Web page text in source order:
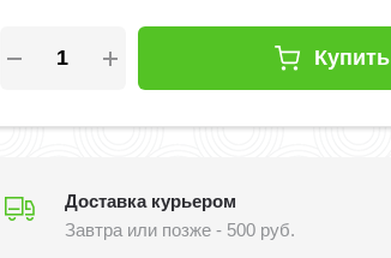
Купить
Доставка курьером
Завтра или позже - 500 руб.